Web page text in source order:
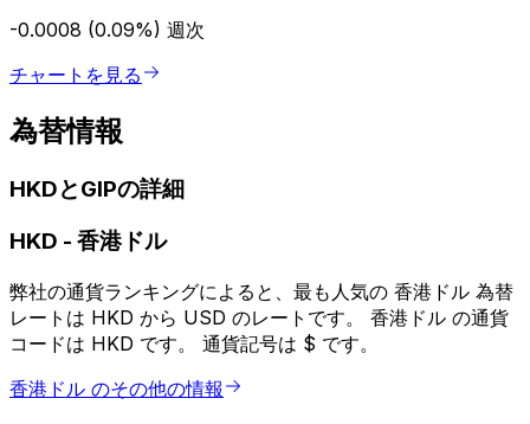
-0.0008 (0.09%) 週次
チャートを見る
為替情報
HKDとGIPの詳細
HKD - 香港ドル
弊社の通貨ランキングによると、最も人気の 香港ドル 為替
レートは HKD から USD のレートです。 香港ドル の通貨
コードは HKD です。 通貨記号は $ です。
香港ドル のその他の情報